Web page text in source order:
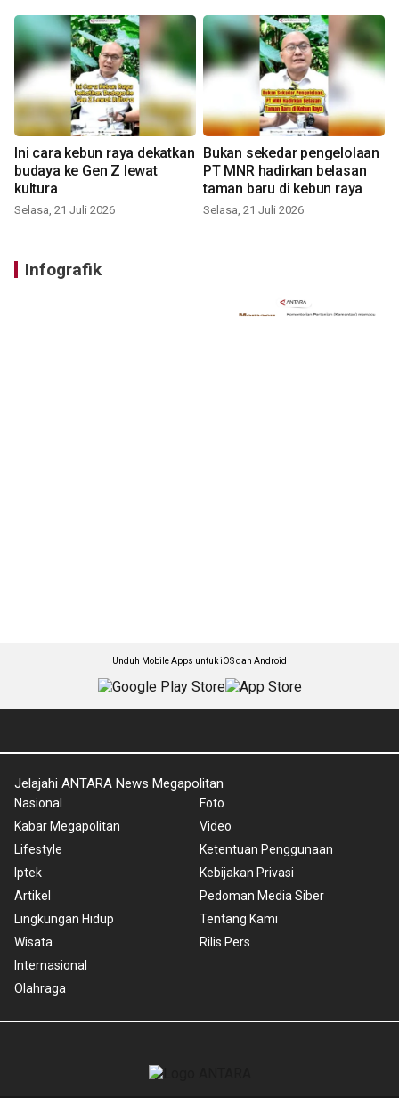
Ini cara kebun raya dekatkan
budaya ke Gen Z lewat
kultura
Selasa, 21 Juli 2026
Bukan sekedar pengelolaan
PT MNR hadirkan belasan
taman baru di kebun raya
Selasa, 21 Juli 2026
Infografik
Unduh Mobile Apps untuk iOS dan Android
Jelajahi ANTARA News Megapolitan
Nasional
Kabar Megapolitan
Lifestyle
Iptek
Artikel
Lingkungan Hidup
Wisata
Internasional
Olahraga
Foto
Video
Ketentuan Penggunaan
Kebijakan Privasi
Pedoman Media Siber
Tentang Kami
Rilis Pers